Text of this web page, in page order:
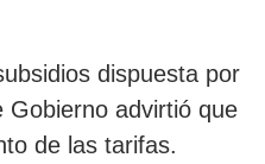
dispuesta por
Gobierno advirtió que
de las tarifas.